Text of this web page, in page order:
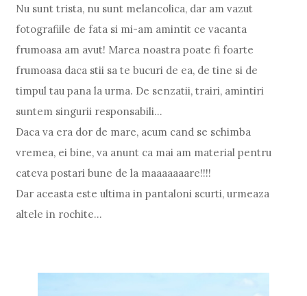
Nu sunt trista, nu sunt melancolica, dar am vazut
fotografiile de fata si mi-am amintit ce vacanta
frumoasa am avut! Marea noastra poate fi foarte
frumoasa daca stii sa te bucuri de ea, de tine si de
timpul tau pana la urma. De senzatii, trairi, amintiri
suntem singurii responsabili...
Daca va era dor de mare, acum cand se schimba
vremea, ei bine, va anunt ca mai am material pentru
cateva postari bune de la maaaaaaare!!!!
Dar aceasta este ultima in pantaloni scurti, urmeaza
altele in rochite...